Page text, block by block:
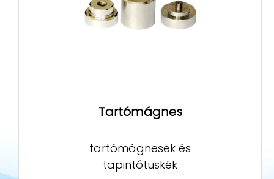
Tartómágnes
tartómágnesek és
tapintótüskék